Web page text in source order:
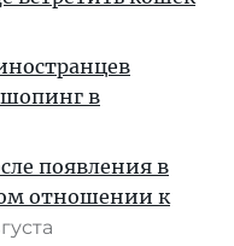
шопинг в
появления в
отношении к